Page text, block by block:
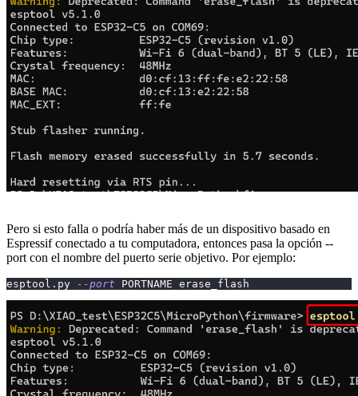
Pero si esto falla o podría haber más de un dispositivo basado en
Espressif conectado a tu computadora, entonces pasa la opción --
port con el nombre del puerto serie objetivo. Por ejemplo:
esptool.py --port PORTNAME erase_flash